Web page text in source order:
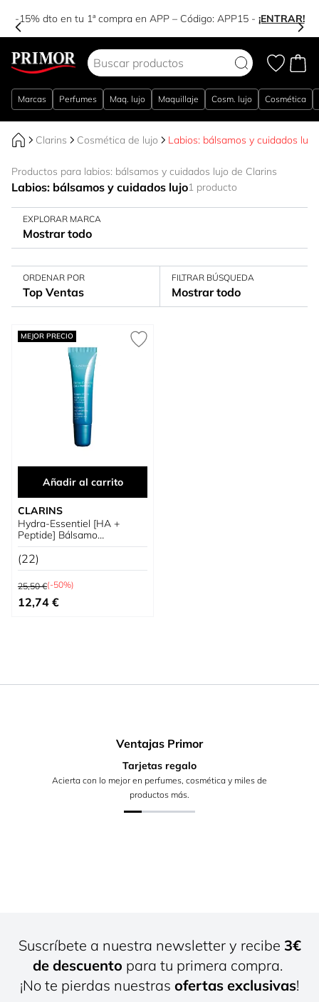
-15% dto en tu 1ª compra en APP – Código: APP15- ¡ENTRAR!
Marcas Perfumes Maq. lujo Maquillaje Cosm. lujo Cosmética
Clarins Cosmética de lujo Labios: bálsamos y cuidados lujo
Productos para labios: bálsamos y cuidados lujo de Clarins
Labios: bálsamos y cuidados lujo1 producto
EXPLORAR MARCA
Mostrar todo
ORDENAR POR
Top Ventas
FILTRAR BÚSQUEDA
Mostrar todo
MEJOR PRECIO
Añadir al carrito
CLARINS
Hydra-Essentiel [HA +
Peptide] Bálsamo
Reparador de Labios
(22)
Precio habitual
25,50 €(-50%)
Precio especial
12,74 €
Ventajas Primor
Tarjetas regalo
Acierta con lo mejor en perfumes, cosmética y miles de
productos más.
Suscríbete a nuestra newsletter y recibe 3€
de descuento para tu primera compra.
¡No te pierdas nuestras ofertas exclusivas!